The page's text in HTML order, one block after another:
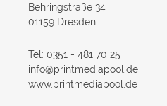
Behringstraße 34
01159 Dresden
Tel: 0351 - 481 70 25
info@printmediapool.de
www.printmediapool.de